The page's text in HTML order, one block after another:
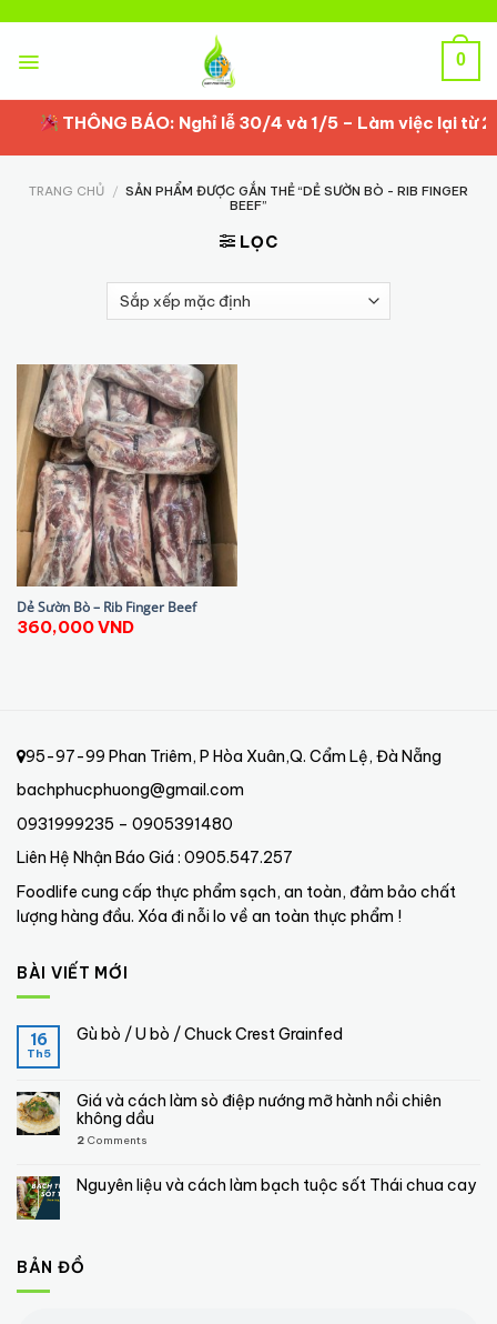
content
0
THÔNG BÁO: Nghỉ lễ 30/4 và 1/5 – Làm việc lại từ
TRANG CHỦ / SẢN PHẨM ĐƯỢC GẮN THẺ “DẺ SƯỜN BÒ - RIB FINGER
BEEF”
LỌC
Dẻ Sườn Bò – Rib Finger Beef
360,000VND
95-97-99 Phan Triêm, P Hòa Xuân,Q. Cẩm Lệ, Đà Nẵng
bachphucphuong@gmail.com
0931999235 – 0905391480
Liên Hệ Nhận Báo Giá : 0905.547.257
Foodlife cung cấp thực phẩm sạch, an toàn, đảm bảo chất
lượng hàng đầu. Xóa đi nỗi lo về an toàn thực phẩm !
BÀI VIẾT MỚI
16
Th5
Gù bò / U bò / Chuck Crest Grainfed
Giá và cách làm sò điệp nướng mỡ hành nồi chiên
không dầu
2 Comments
Nguyên liệu và cách làm bạch tuộc sốt Thái chua cay
BẢN ĐỒ